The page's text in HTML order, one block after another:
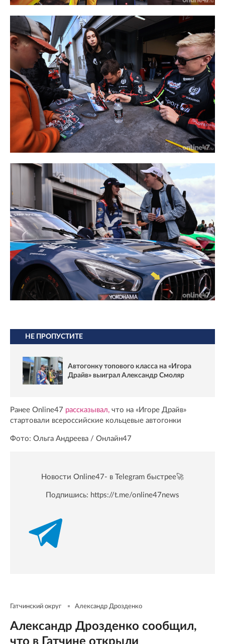
НЕ ПРОПУСТИТЕ
Автогонку топового класса на «Игора
Драйв» выиграл Александр Смоляр
Ранее Online47 рассказывал, что на «Игоре Драйв»
стартовали всероссийские кольцевые автогонки
Фото: Ольга Андреева / Онлайн47
Новости Online47- в Telegram быстрее🚀
Подпишись: https://t.me/online47news
Гатчинский округ Александр Дрозденко
Александр Дрозденко сообщил,
что в Гатчине открыли